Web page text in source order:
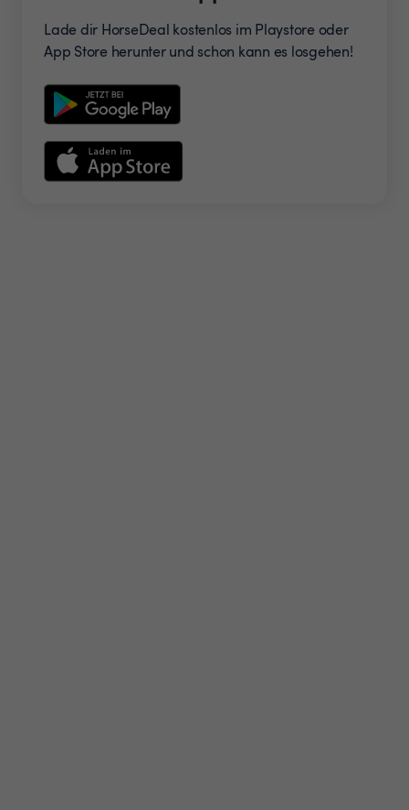
Lade dir HorseDeal kostenlos im Playstore oder
App Store herunter und schon kann es losgehen!